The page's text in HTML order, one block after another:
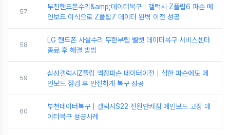
57
부천핸드폰수리&amp;데이터복구｜갤럭시 Z플립6 파손 메
인보드 이식으로 Z플립7 데이터 완벽 이전 성공
58
LG 핸드폰 사설수리 무한부팅 벨벳 데이터복구 서비스센터
종료 후 해결 방법
59
삼성갤럭시Z플립 액정파손 데이터이전｜심한 파손에도 메
인보드 점검 후 안전하게 복구 성공
60
부천데이터복구｜갤럭시S22 전원안켜짐 메인보드 고장 데
이터복구 성공사례